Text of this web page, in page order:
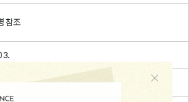
참조
소비자 분쟁해결 규정에 따름